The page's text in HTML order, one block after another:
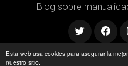
Esta web usa cookies para asegurar la
nuestro sitio.
Blog sobre